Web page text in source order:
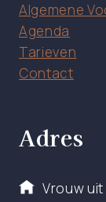
Algemene
Agenda
Tarieven
Contact
Adres
Vrouw